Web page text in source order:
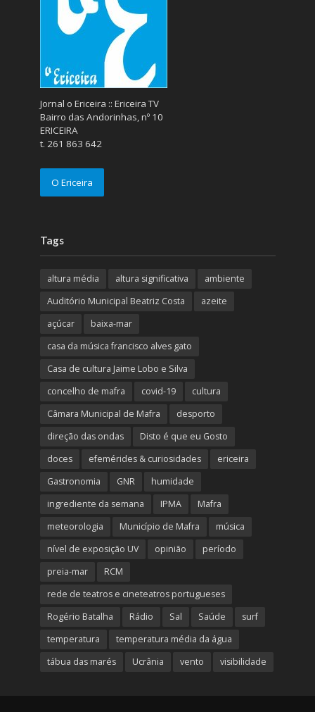
Jornal o Ericeira :: Ericeira TV
Bairro das Andorinhas, nº 10
ERICEIRA
t. 261 863 642
O Ericeira
Tags
altura média altura significativa
ambiente
Auditório Municipal Beatriz Costa
azeite
açúcar
baixa-mar
casa da música francisco alves gato
Casa de cultura Jaime Lobo e Silva
concelho de mafra
covid-19
cultura
Câmara Municipal de Mafra
desporto
direção das ondas
Disto é que eu Gosto
doces
efemérides & curiosidades
ericeira
Gastronomia
GNR
humidade
ingrediente da semana
IPMA
Mafra
meteorologia
Município de Mafra
música
nível de exposição UV
opinião
período
preia-mar
RCM
rede de teatros e cineteatros portugueses
Rogério Batalha
Rádio Sal Saúde
surf
temperatura
temperatura média da água
tábua das marés
Ucrânia vento visibilidade